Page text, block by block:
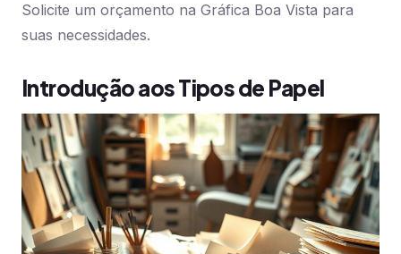
Solicite um orçamento na Gráfica Boa Vista para
suas necessidades.
Introdução aos Tipos de Papel